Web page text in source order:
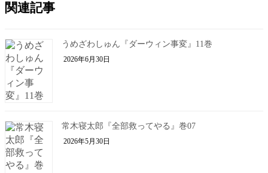
関連記事
うめざわしゅん『ダーウィン事変』11巻
2026年6月30日
常木寝太郎『全部救ってやる』巻07
2026年5月30日